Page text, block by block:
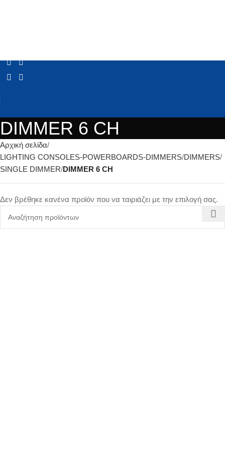
DIMMER 6 CH
Αρχική σελίδα
LIGHTING CONSOLES-POWERBOARDS-DIMMERS DIMMERS
SINGLE DIMMER DIMMER 6 CH
Δεν βρέθηκε κανένα προϊόν που να ταιριάζει με την επιλογή σας.